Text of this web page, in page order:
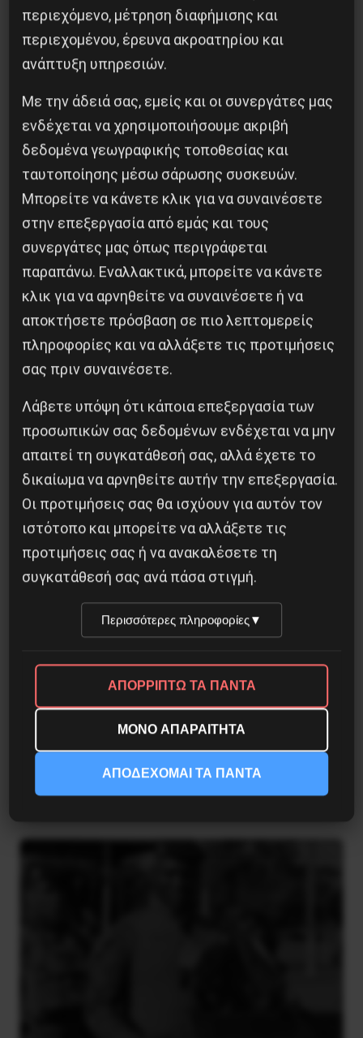
Η Eπανάσταση της 19 Ιουλίου 1936 στην
Iσπανία
5 Αυγούστου 2026
Οδύσσεια του Νόλαν: Μύθος, μνήμη και
ταξική εξουσία
3 Αυγούστου 2026
Το ΑΙ βαθαίνει την Κρίση
περιεχόμενο, μέτρηση διαφήμισης και
περιεχομένου, έρευνα ακροατηρίου και
ανάπτυξη υπηρεσιών.
Με την άδειά σας, εμείς και οι συνεργάτες μας
ενδέχεται να χρησιμοποιήσουμε ακριβή
δεδομένα γεωγραφικής τοποθεσίας και
ταυτοποίησης μέσω σάρωσης συσκευών.
Μπορείτε να κάνετε κλικ για να συναινέσετε
στην επεξεργασία από εμάς και τους
συνεργάτες μας όπως περιγράφεται
παραπάνω. Εναλλακτικά, μπορείτε να κάνετε
κλικ για να αρνηθείτε να συναινέσετε ή να
αποκτήσετε πρόσβαση σε πιο λεπτομερείς
πληροφορίες και να αλλάξετε τις προτιμήσεις
σας πριν συναινέσετε.
Λάβετε υπόψη ότι κάποια επεξεργασία των
προσωπικών σας δεδομένων ενδέχεται να μην
απαιτεί τη συγκατάθεσή σας, αλλά έχετε το
δικαίωμα να αρνηθείτε αυτήν την επεξεργασία.
Οι προτιμήσεις σας θα ισχύουν για αυτόν τον
ιστότοπο και μπορείτε να αλλάξετε τις
προτιμήσεις σας ή να ανακαλέσετε τη
συγκατάθεσή σας ανά πάσα στιγμή.
Περισσότερες πληροφορίες▼
ΑΠΟΡΡΙΠΤΩ ΤΑ ΠΑΝΤΑ
ΜΟΝΟ ΑΠΑΡΑΙΤΗΤΑ
ΑΠΟΔΕΧΟΜΑΙ ΤΑ ΠΑΝΤΑ